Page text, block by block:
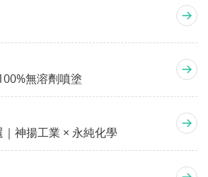
無溶劑噴塗
神揚工業 × 永純化學